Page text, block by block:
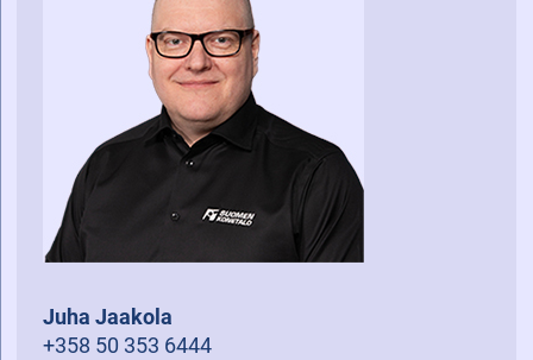
Juha Jaakola
+358 50 353 6444